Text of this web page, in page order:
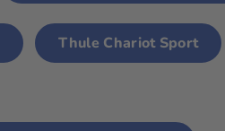
Thule Chariot Sport